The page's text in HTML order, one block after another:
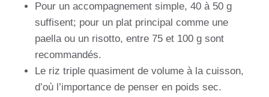
Pour un accompagnement simple, 40 à 50 g
suffisent; pour un plat principal comme une
paella ou un risotto, entre 75 et 100 g sont
recommandés.
Le riz triple quasiment de volume à la cuisson,
d’où l’importance de penser en poids sec.